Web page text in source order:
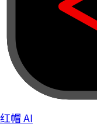
红帽 AI